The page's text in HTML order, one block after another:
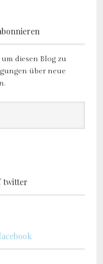
diesen Blog zu
über neue
twitter